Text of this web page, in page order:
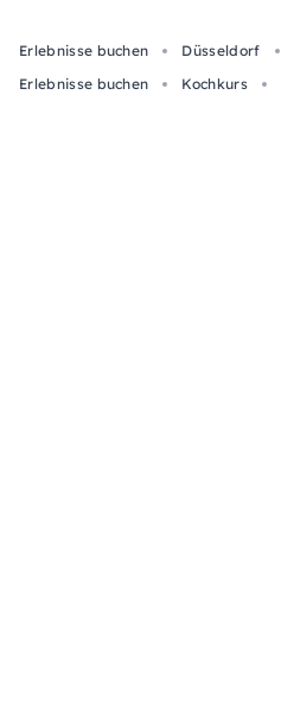
Erlebnisse buchen Düsseldorf
Erlebnisse buchen
Kochkurs